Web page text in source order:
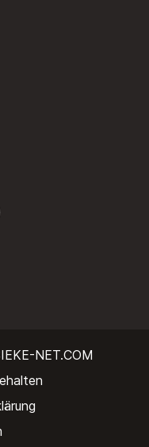
NET.COM